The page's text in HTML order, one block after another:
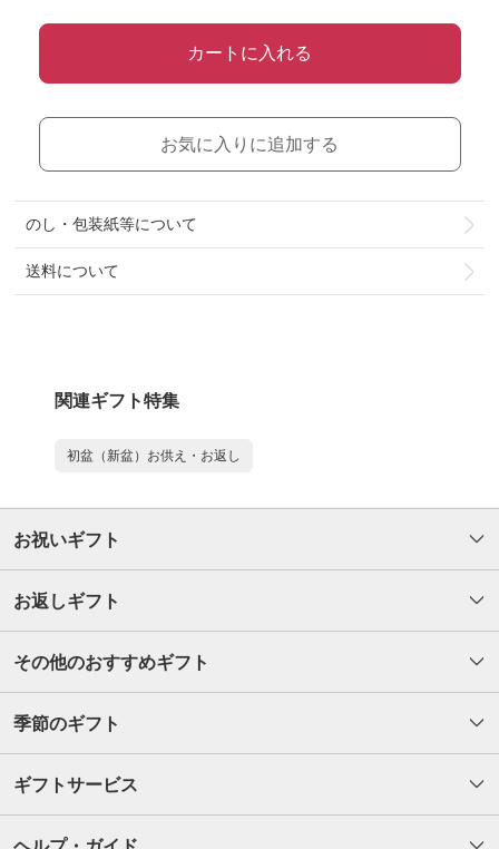
カートに入れる
お気に入りに追加する
のし・包装紙等について
送料について
関連ギフト特集
初盆（新盆）お供え・お返し
お祝いギフト
お返しギフト
その他のおすすめギフト
季節のギフト
ギフトサービス